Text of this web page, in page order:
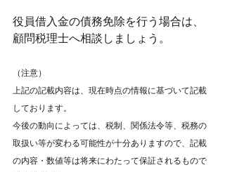
役員借入金の債務免除を行う場合は、
顧問税理士へ相談しましょう。
（注意）
上記の記載内容は、現在時点の情報に基づいて記載
しております。
今後の動向によっては、税制、関係法令等、税務の
取扱い等が変わる可能性が十分ありますので、記載
の内容・数値等は将来にわたって保証されるもので